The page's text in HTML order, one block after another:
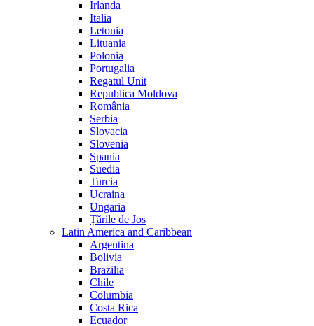
Irlanda
Italia
Letonia
Lituania
Polonia
Portugalia
Regatul Unit
Republica Moldova
România
Serbia
Slovacia
Slovenia
Spania
Suedia
Turcia
Ucraina
Ungaria
Țările de Jos
Latin America and Caribbean
Argentina
Bolivia
Brazilia
Chile
Columbia
Costa Rica
Ecuador